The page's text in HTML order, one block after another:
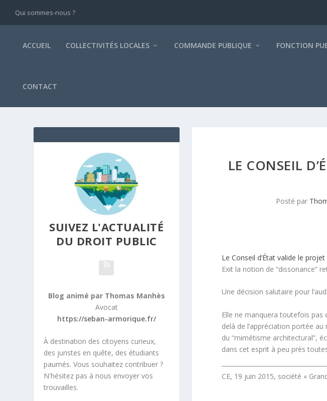
Qui sommes-nous ?
ACCUEIL COLLECTIVITÉS LOCALES COMMANDE PUBLIQUE FONCTION
CONTACT
LE CONSEIL
Posté par
Le Conseil d’État valide le
Exit la notion de “dissonance”
Une décision salutaire pour
Elle ne manquera toutefois pas
delà de l’appréciation portée
du “mimétisme architectural”,
dans cet esprit à peu près
CE, 19 juin 2015, société «
SUIVEZ L'ACTUALITÉ
DU DROIT PUBLIC
Blog animé par Thomas Manhès
Avocat
https://seban-armorique.fr/
À destination des citoyens curieux,
des juristes en quête, des étudiants
paumés. Vous souhaitez contribuer ?
N'hésitez pas à nous envoyer vos
trouvailles.